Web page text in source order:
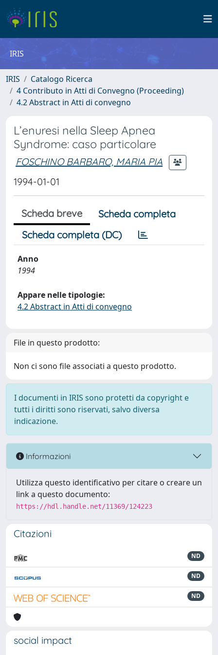
IRIS
IRIS
Catalogo Ricerca
4 Contributo in Atti di Convegno (Proceeding)
4.2 Abstract in Atti di convegno
L’enuresi nella Sleep Apnea
Syndrome: caso particolare
FOSCHINO BARBARO, MARIA PIA
1994-01-01
Scheda breve
Scheda completa
Scheda completa (DC)
Anno
1994
Appare nelle tipologie:
4.2 Abstract in Atti di convegno
File in questo prodotto:
Non ci sono file associati a questo prodotto.
I documenti in IRIS sono protetti da copyright e
tutti i diritti sono riservati, salvo diversa
indicazione.
Informazioni
Utilizza questo identificativo per citare o creare un
link a questo documento:
https://hdl.handle.net/11369/124223
Citazioni
ND
ND
ND
social impact